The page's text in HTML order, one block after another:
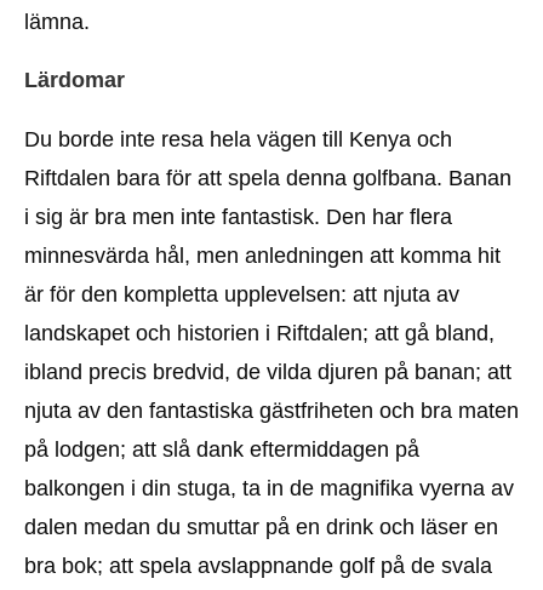
lämna.
Lärdomar
Du borde inte resa hela vägen till Kenya och
Riftdalen bara för att spela denna golfbana. Banan
i sig är bra men inte fantastisk. Den har flera
minnesvärda hål, men anledningen att komma hit
är för den kompletta upplevelsen: att njuta av
landskapet och historien i Riftdalen; att gå bland,
ibland precis bredvid, de vilda djuren på banan; att
njuta av den fantastiska gästfriheten och bra maten
på lodgen; att slå dank eftermiddagen på
balkongen i din stuga, ta in de magnifika vyerna av
dalen medan du smuttar på en drink och läser en
bra bok; att spela avslappnande golf på de svala